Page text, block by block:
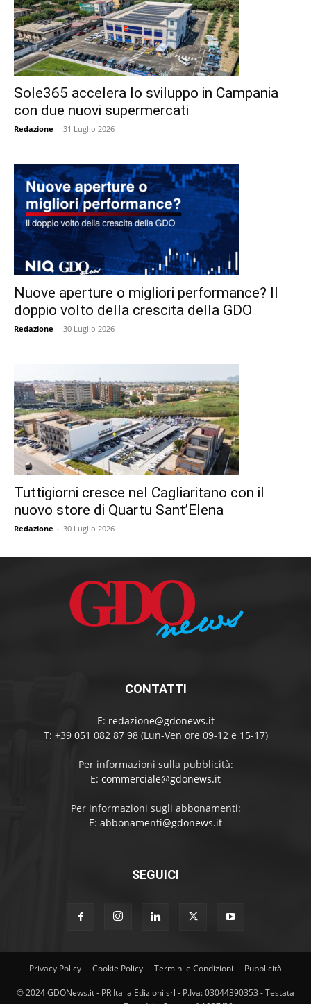
Sole365 accelera lo sviluppo in Campania
con due nuovi supermercati
Redazione - 31 Luglio 2026
Nuove aperture o migliori performance? Il
doppio volto della crescita della GDO
Redazione - 30 Luglio 2026
Tuttigiorni cresce nel Cagliaritano con il
nuovo store di Quartu Sant’Elena
Redazione - 30 Luglio 2026
CONTATTI
E: redazione@gdonews.it
T: +39 051 082 87 98 (Lun-Ven ore 09-12 e 15-17)
Per informazioni sulla pubblicità:
E: commerciale@gdonews.it
Per informazioni sugli abbonamenti:
E: abbonamenti@gdonews.it
SEGUICI
Privacy Policy Cookie Policy Termini e Condizioni Pubblicità
© 2024 GDONews.it - PR Italia Edizioni srl - P.Iva: 03044390353 - Testata